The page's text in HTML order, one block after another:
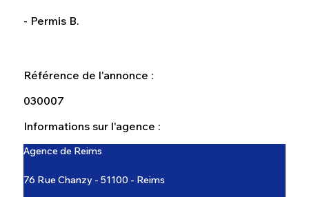
- Permis B.
Référence de l'annonce :
030007
Informations sur l'agence :
Agence de Reims
76 Rue Chanzy - 51100 - Reims